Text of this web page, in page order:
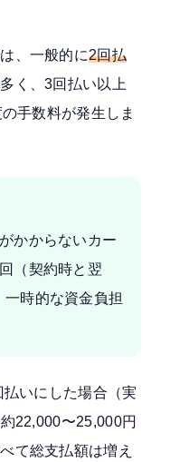
、一般的に2回払
く、3回払い以上
手数料が発生しま
かからないカー
（契約時と翌
時的な資金負担
いにした場合（実
22,000〜25,000円
て総支払額は増え